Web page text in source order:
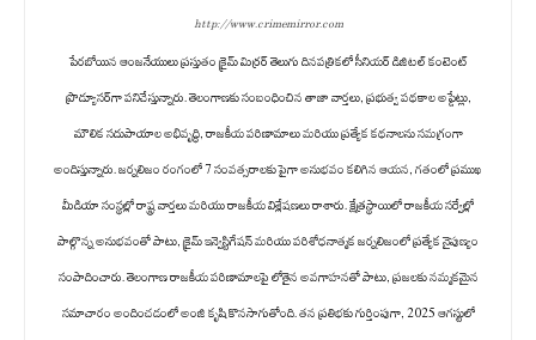
http://www.crimemirror.com
పేరబోయిన ఆంజనేయులు ప్రస్తుతం క్రైమ్ మిర్రర్ తెలుగు దినపత్రికలో సీనియర్ డిజిటల్ కంటెంట్
ప్రొడ్యూసర్‌గా పనిచేస్తున్నారు. తెలంగాణకు సంబంధించిన తాజా వార్తలు, ప్రభుత్వ పథకాల అప్డేట్లు,
మౌలిక సదుపాయాల అభివృద్ధి, రాజకీయ పరిణామాలు మరియు ప్రత్యేక కథనాలను సమగ్రంగా
అందిస్తున్నారు. జర్నలిజం రంగంలో 7 సంవత్సరాలకు పైగా అనుభవం కలిగిన ఆయన, గతంలో ప్రముఖ
మీడియా సంస్థల్లో రాష్ట్ర వార్తలు మరియు రాజకీయ విశ్లేషణలు రాశారు. క్షేత్రస్థాయిలో రాజకీయ సర్వేల్లో
పాల్గొన్న అనుభవంతో పాటు, క్రైమ్ ఇన్వెస్టిగేషన్ మరియు పరిశోధనాత్మక జర్నలిజంలో ప్రత్యేక నైపుణ్యం
సంపాదించారు. తెలంగాణ రాజకీయ పరిణామాలపై లోతైన అవగాహనతో పాటు, ప్రజలకు నమ్మకమైన
సమాచారం అందించడంలో అంజి కృషి కొనసాగుతోంది. తన ప్రతిభకు గుర్తింపుగా, 2025 ఆగస్టులో